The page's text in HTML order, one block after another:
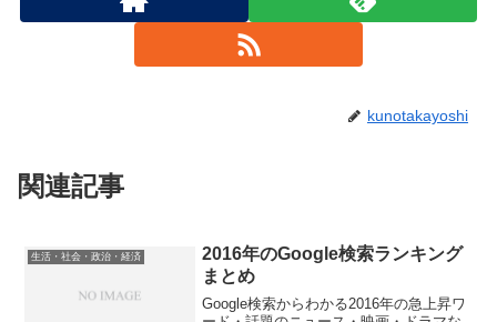
kunotakayoshi
関連記事
生活・社会・政治・経済
2016年のGoogle検索ランキング
まとめ
Google検索からわかる2016年の急上昇ワ